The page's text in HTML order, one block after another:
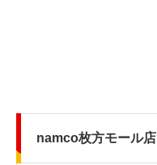
namco枚方モール店